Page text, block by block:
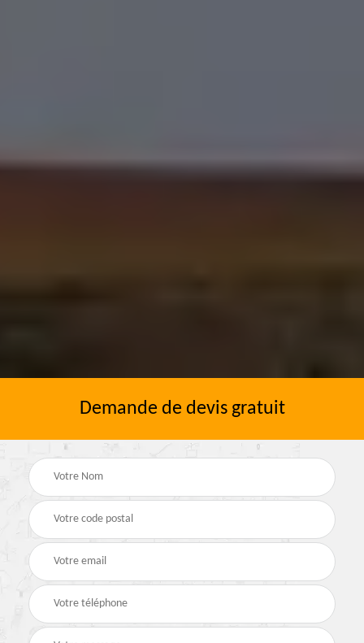
Demande de devis gratuit